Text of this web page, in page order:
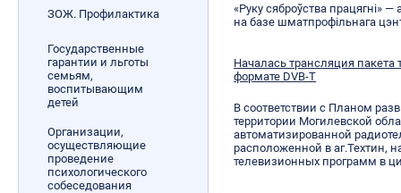
ЗОЖ. Профилактика
Государственные
гарантии и льготы
семьям,
воспитывающим
детей
Организации,
осуществляющие
проведение
психологического
собеседования
«Руку сяброўства працягні»
на базе шматпрофільнага
Началась трансляция
формате DVB-Т
В соответствии с Планом
территории Могилевской
автоматизированной
расположенной в аг.Техтин,
телевизионных программ в